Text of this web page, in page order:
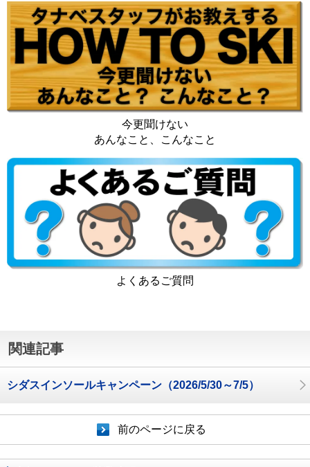
今更聞けない
あんなこと、こんなこと
よくあるご質問
関連記事
シダスインソールキャンペーン（2026/5/30～7/5）
前のページに戻る